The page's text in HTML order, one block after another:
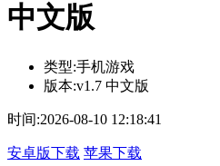
中文版
类型:手机游戏
版本:v1.7 中文版
时间:2026-08-10 12:18:41
安卓版下载 苹果下载